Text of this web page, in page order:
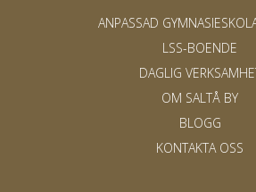
ANPASSAD
LSS-BOENDE
DAGLIG
OM SALTÅ BY
BLOGG
KONTAKTA OSS